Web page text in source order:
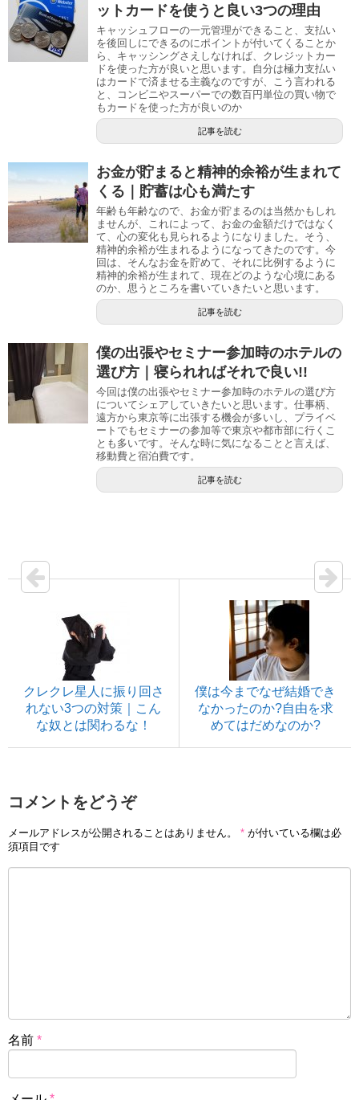
ットカードを使うと良い3つの理由
キャッシュフローの一元管理ができること、支払い
を後回しにできるのにポイントが付いてくることか
ら、キャッシングさえしなければ、クレジットカー
ドを使った方が良いと思います。自分は極力支払い
はカードで済ませる主義なのですが、こう言われる
と、コンビニやスーパーでの数百円単位の買い物で
もカードを使った方が良いのか
記事を読む
お金が貯まると精神的余裕が生まれて
くる｜貯蓄は心も満たす
年齢も年齢なので、お金が貯まるのは当然かもしれ
ませんが、これによって、お金の金額だけではなく
て、心の変化も見られるようになりました。そう、
精神的余裕が生まれるようになってきたのです。今
回は、そんなお金を貯めて、それに比例するように
精神的余裕が生まれて、現在どのような心境にある
のか、思うところを書いていきたいと思います。
記事を読む
僕の出張やセミナー参加時のホテルの
選び方｜寝られればそれで良い!!
今回は僕の出張やセミナー参加時のホテルの選び方
についてシェアしていきたいと思います。仕事柄、
遠方から東京等に出張する機会が多いし、プライベ
ートでもセミナーの参加等で東京や都市部に行くこ
とも多いです。そんな時に気になることと言えば、
移動費と宿泊費です。
記事を読む
クレクレ星人に振り回さ
れない3つの対策｜こん
な奴とは関わるな！
僕は今までなぜ結婚でき
なかったのか?自由を求
めてはだめなのか?
コメントをどうぞ
メールアドレスが公開されることはありません。 * が付いている欄は必
須項目です
名前 *